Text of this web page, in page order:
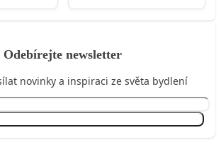
Odebírejte newsletter
novinky a inspiraci ze světa bydlení